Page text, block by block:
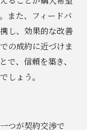
また、フィードバ
し、効果的な改善
の成約に近づけま
で、信頼を築き、
しょう。
つが契約交渉で